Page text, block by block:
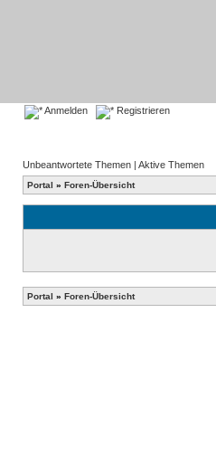
Anmelden Registrieren
Unbeantwortete Themen | Aktive Themen
Portal » Foren-Übersicht
Portal » Foren-Übersicht